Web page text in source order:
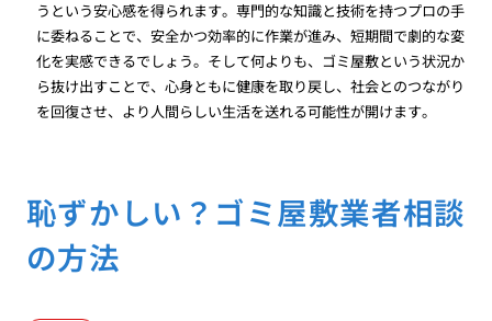
うという安心感を得られます。専門的な知識と技術を持つプロの手
に委ねることで、安全かつ効率的に作業が進み、短期間で劇的な変
化を実感できるでしょう。そして何よりも、ゴミ屋敷という状況か
ら抜け出すことで、心身ともに健康を取り戻し、社会とのつながり
を回復させ、より人間らしい生活を送れる可能性が開けます。
恥ずかしい？ゴミ屋敷業者相談
の方法